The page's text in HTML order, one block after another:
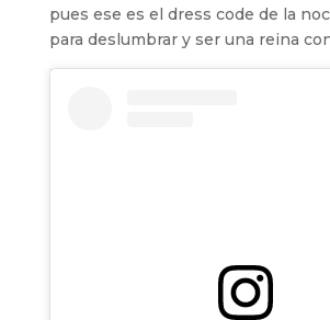
pues ese es el dress code de la
para deslumbrar y ser una reina